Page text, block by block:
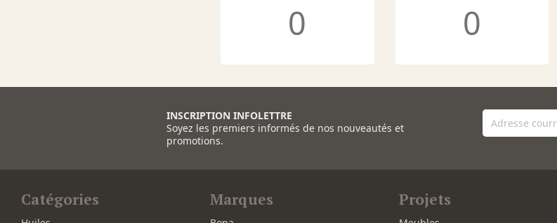
0 0
INSCRIPTION INFOLETTRE
Soyez les premiers informés de nos nouveautés et
promotions.
Catégories Marques Projets